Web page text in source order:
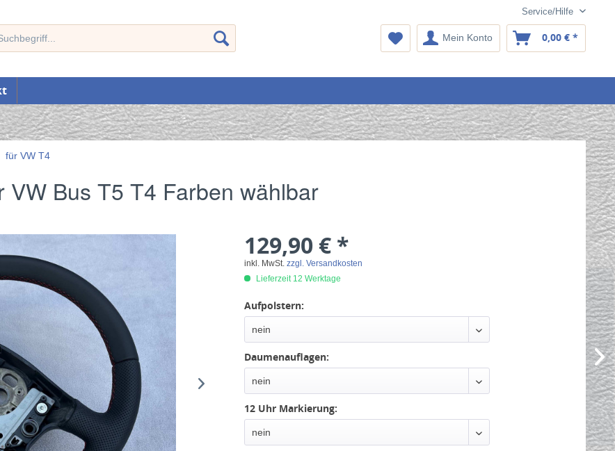
Service/Hilfe
Mein Konto 0,00 € *
für VW T4
Bus T5 T4 Farben wählbar
129,90 € *
inkl. MwSt.zzgl. Versandkosten
Lieferzeit 12 Werktage
Aufpolstern:
Daumenauflagen:
12 Uhr Markierung: